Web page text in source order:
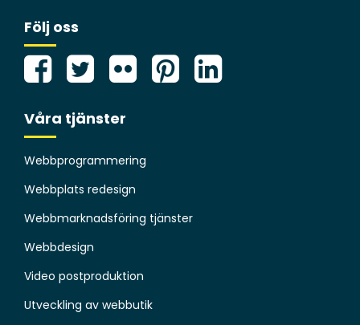
Följ oss
Våra tjänster
Webbprogrammering
Webbplats redesign
Webbmarknadsföring tjänster
Webbdesign
Video postproduktion
Utveckling av webbutik